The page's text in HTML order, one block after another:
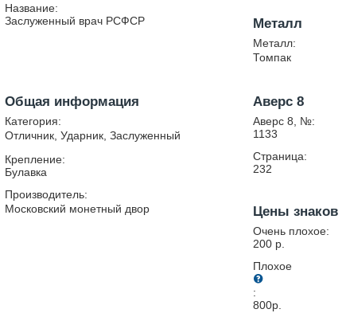
Название:
Заслуженный врач РСФСР
Металл
Металл:
Томпак
Общая информация
Категория:
Отличник, Ударник, Заслуженный
Крепление:
Булавка
Производитель:
Московский монетный двор
Аверс 8
Аверс 8, №:
1133
Страница:
232
Цены знаков
Очень плохое:
200 р.
Плохое
:
800р.